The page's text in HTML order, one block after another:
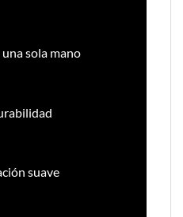
sola mano
suave